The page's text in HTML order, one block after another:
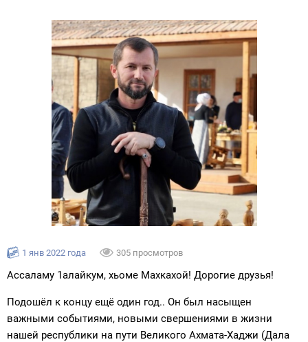
1 янв 2022 года 305 просмотров
Ассаламу 1алайкум, хьоме Махкахой! Дорогие друзья!
Подошёл к концу ещё один год.. Он был насыщен
важными событиями, новыми свершениями в жизни
нашей республики на пути Великого Ахмата-Хаджи (Дала